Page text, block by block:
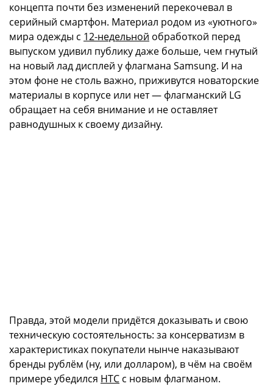
концепта почти без изменений перекочевал в
серийный смартфон. Материал родом из «уютного»
мира одежды с 12-недельной обработкой перед
выпуском удивил публику даже больше, чем гнутый
на новый лад дисплей у флагмана Samsung. И на
этом фоне не столь важно, приживутся новаторские
материалы в корпусе или нет — флагманский LG
обращает на себя внимание и не оставляет
равнодушных к своему дизайну.
Правда, этой модели придётся доказывать и свою
техническую состоятельность: за консерватизм в
характеристиках покупатели нынче наказывают
бренды рублём (ну, или долларом), в чём на своём
примере убедился HTC с новым флагманом.